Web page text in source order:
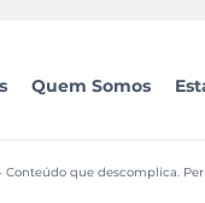
Quem Somos
Conteúdo que descomplica.